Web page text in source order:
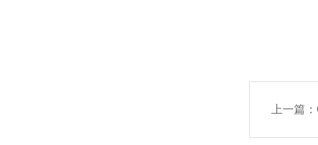
上一篇：